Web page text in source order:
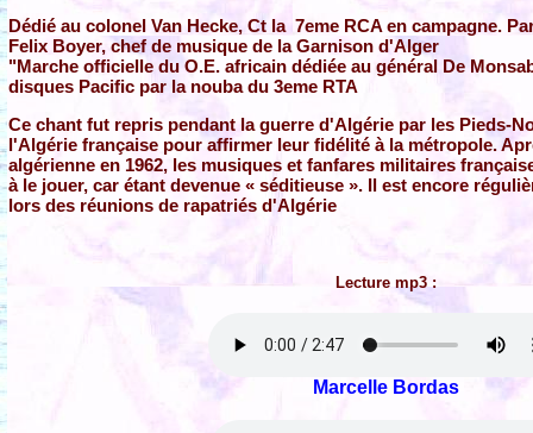
Dédié au colonel Van Hecke, Ct la 7eme RCA en campagne.
Felix Boyer, chef de musique de la Garnison d'Alger
"Marche officielle du O.E. africain dédiée au général De
disques Pacific par la nouba du 3eme RTA
Ce chant fut repris pendant la guerre d'Algérie par les Pieds-
l'Algérie française pour affirmer leur fidélité à la métropole.
algérienne en 1962, les musiques et fanfares militaires
à le jouer, car étant devenue « séditieuse ». Il est encore
lors des réunions de rapatriés d'Algérie
Lecture mp3 :
Marcelle Bordas